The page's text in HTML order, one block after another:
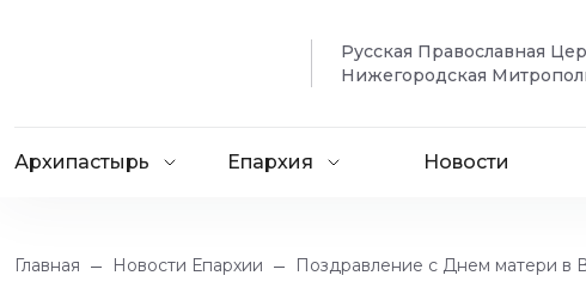
Русская Православная
Нижегородская
Архипастырь Епархия Новости
Главная Новости Епархии Поздравление с Днем матери в